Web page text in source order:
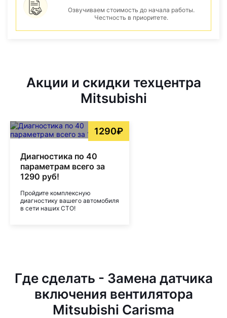
Озвучиваем стоимость до начала работы.
Честность в приоритете.
Акции и скидки техцентра
Mitsubishi
1290₽
Диагностика по 40
параметрам всего за
1290 руб!
Пройдите комплексную
диагностику вашего автомобиля
в сети наших СТО!
Где сделать - Замена датчика
включения вентилятора
Mitsubishi Carisma